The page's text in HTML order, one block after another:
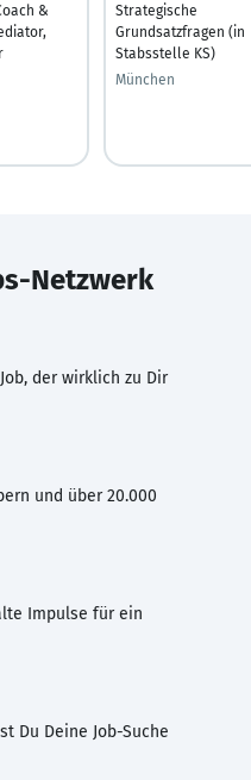
&
Strategische
Grundsatzfragen (in
Stabsstelle KS)
München
Netzwerk
der wirklich zu Dir
und über 20.000
Impulse für ein
Du Deine Job-Suche